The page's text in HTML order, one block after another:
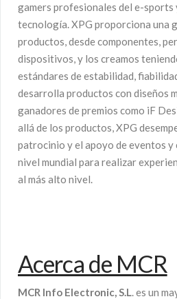
gamers profesionales del e-sports
tecnología. XPG proporciona una
productos, desde componentes,
dispositivos, y los creamos
estándares de estabilidad,
desarrolla productos con diseños
ganadores de premios como iF
allá de los productos, XPG
patrocinio y el apoyo de eventos
nivel mundial para realizar
al más alto nivel.
Acerca de MCR
MCR Info Electronic, S.L. es un